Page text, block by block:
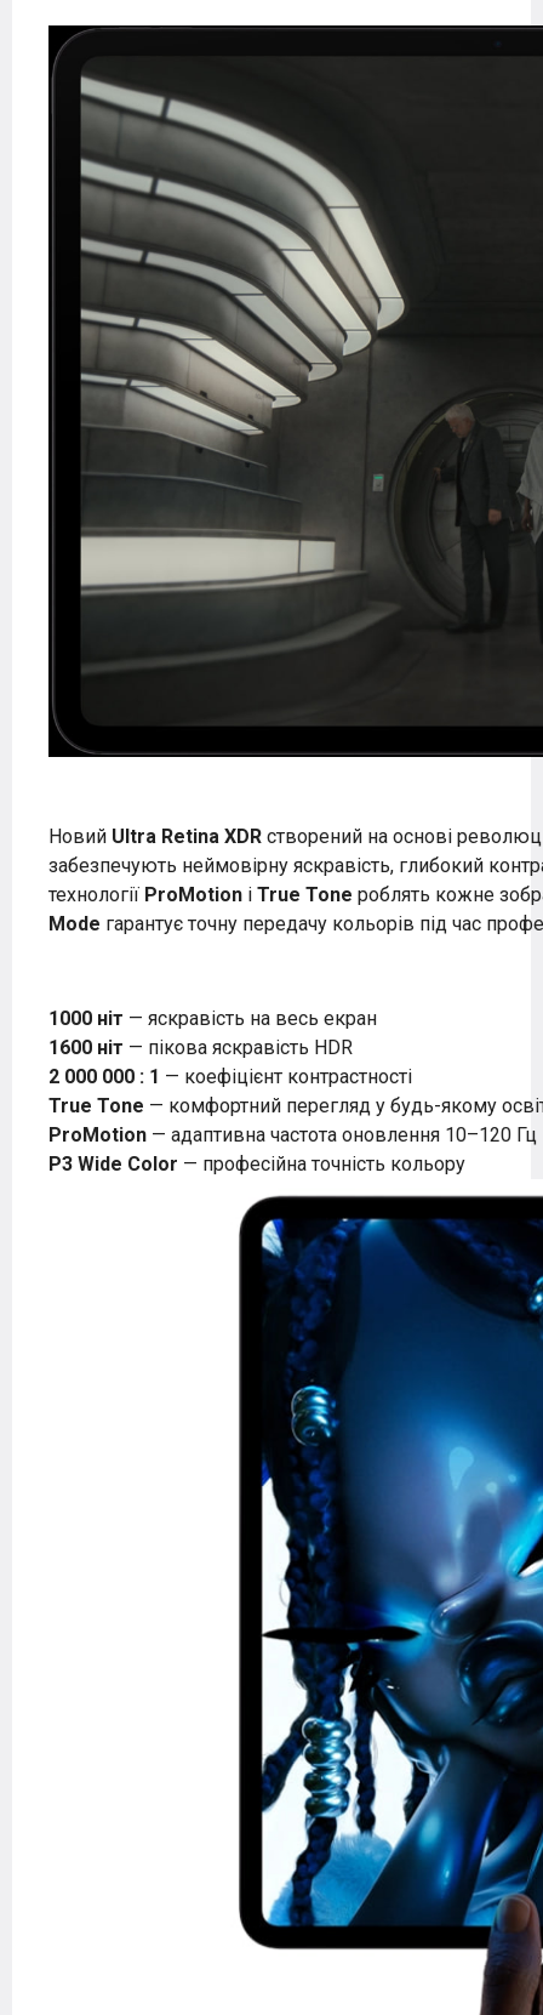
Новий Ultra Retina XDR створений на основі
забезпечують неймовірну яскравість, глибокий
технології ProMotion і True Tone роблять кожне
Mode гарантує точну передачу кольорів під час
1000 ніт — яскравість на весь екран
1600 ніт — пікова яскравість HDR
2 000 000 : 1 — коефіцієнт контрастності
True Tone — комфортний перегляд у будь-якому
ProMotion — адаптивна частота оновлення 10–120 Гц
P3 Wide Color — професійна точність кольору